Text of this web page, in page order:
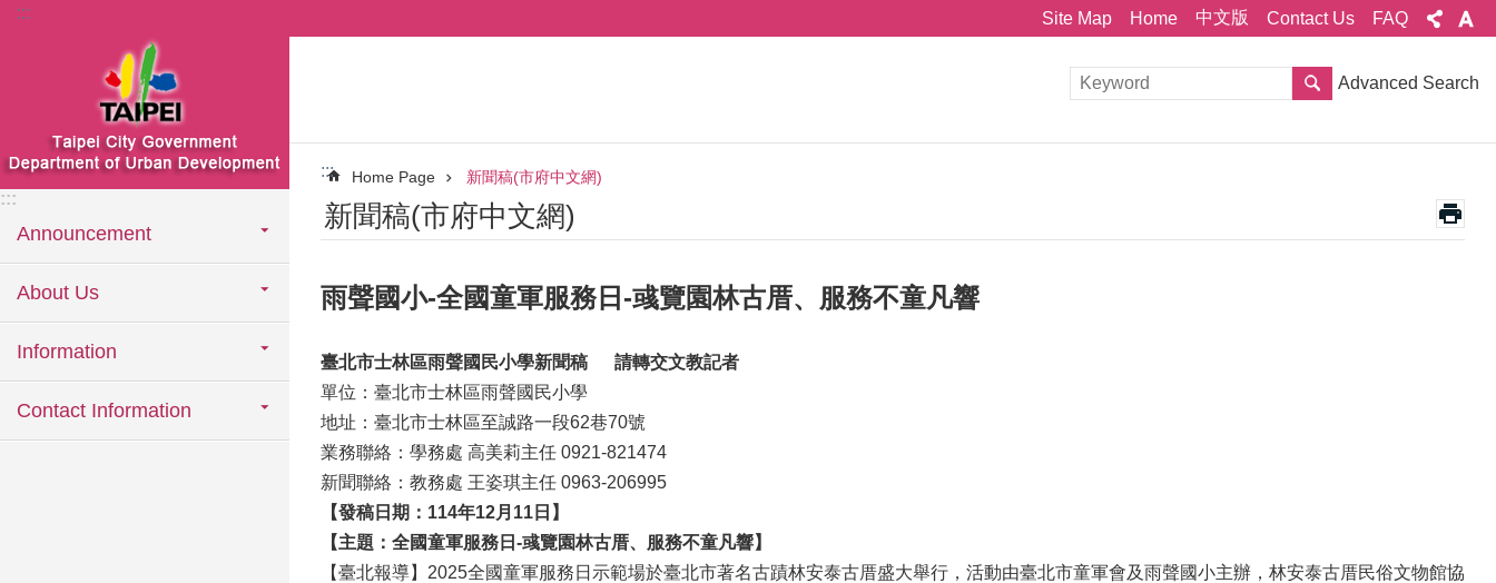
Jump to the content zone at the center
::: Site Map Home 中文版 Contact Us FAQ
:::
Announcement
About Us
Information
Contact Information
Advanced Search
::: Home Page 新聞稿(市府中文網)
新聞稿(市府中文網)
雨聲國小-全國童軍服務日-彧覽園林古厝、服務不童凡響
臺北市士林區雨聲國民小學新聞稿
請轉交文教記者
單位：臺北市士林區雨聲國民小學
地址：臺北市士林區至誠路一段62巷70號
業務聯絡：學務處 高美莉主任 0921-821474
新聞聯絡：教務處 王姿琪主任 0963-206995
【發稿日期：114年12月11日】
【主題：全國童軍服務日-彧覽園林古厝、服務不童凡響】
【臺北報導】2025全國童軍服務日示範場於臺北市著名古蹟林安泰古厝盛大舉行，活動由臺北市童軍會及雨聲國小主辦，林安泰古厝民俗文物館協